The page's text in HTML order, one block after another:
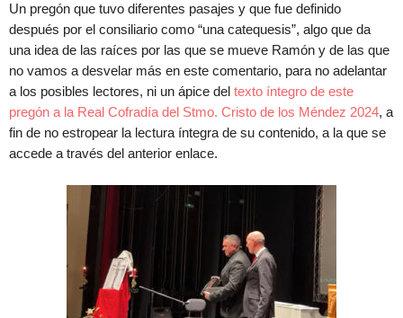
Un pregón que tuvo diferentes pasajes y que fue definido
después por el consiliario como “una catequesis”, algo que da
una idea de las raíces por las que se mueve Ramón y de las que
no vamos a desvelar más en este comentario, para no adelantar
a los posibles lectores, ni un ápice del texto íntegro de este
pregón a la Real Cofradía del Stmo. Cristo de los Méndez 2024, a
fin de no estropear la lectura íntegra de su contenido, a la que se
accede a través del anterior enlace.